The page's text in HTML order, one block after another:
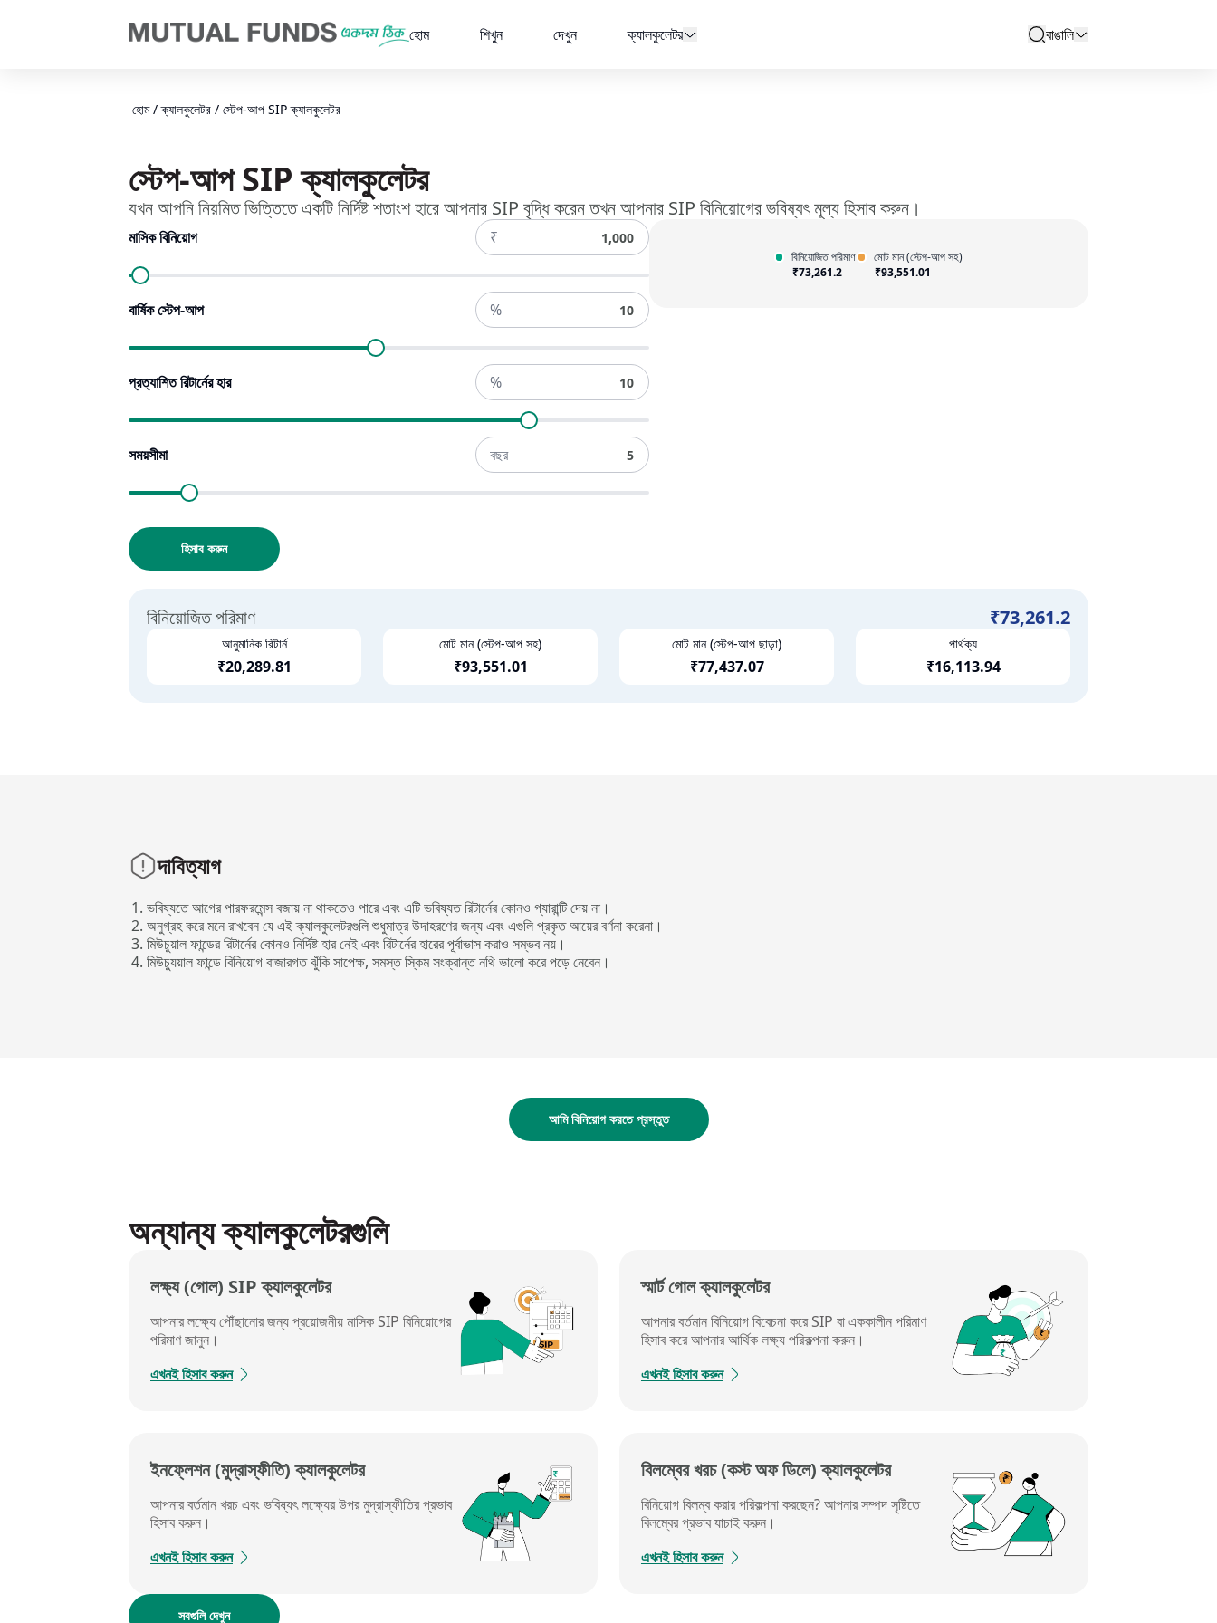
হোম
শিখুন দেখুন ক্যালকুলেটর search
বাঙালি
হোম / ক্যালকুলেটর / স্টেপ-আপ SIP ক্যালকুলেটর​
স্টেপ-আপ SIP ক্যালকুলেটর​
যখন আপনি নিয়মিত ভিত্তিতে একটি নির্দিষ্ট শতাংশ হারে আপনার SIP বৃদ্ধি করেন তখন আপনার SIP বিনিয়োগের ভবিষ্যৎ মূল্য হিসাব করুন।
মাসিক বিনিয়োগ ₹
বার্ষিক স্টেপ-আপ %
প্রত্যাশিত রিটার্নের হার %
সময়সীমা বছর
হিসাব করুন
বিনিয়োজিত পরিমাণ
₹73,261.2
মোট মান (স্টেপ-আপ সহ)
₹93,551.01
বিনিয়োজিত পরিমাণ ₹73,261.2
আনুমানিক রিটার্ন
₹20,289.81
মোট মান (স্টেপ-আপ সহ)
₹93,551.01
মোট মান (স্টেপ-আপ ছাড়া)
₹77,437.07
পার্থক্য
₹16,113.94
দাবিত্যাগ
ভবিষ্যতে আগের পারফরমেন্স বজায় না থাকতেও পারে এবং এটি ভবিষ্যত রিটার্নের কোনও গ্যারান্টি দেয় না।
অনুগ্রহ করে মনে রাখবেন যে এই ক্যালকুলেটরগুলি শুধুমাত্র উদাহরণের জন্য এবং এগুলি প্রকৃত আয়ের বর্ণনা করেনা।
মিউচুয়াল ফান্ডের রিটার্নের কোনও নির্দিষ্ট হার নেই এবং রিটার্নের হারের পূর্বাভাস করাও সম্ভব নয়।
মিউচ্যুয়াল ফান্ডে বিনিয়োগ বাজারগত ঝুঁকি সাপেক্ষ, সমস্ত স্কিম সংক্রান্ত নথি ভালো করে পড়ে নেবেন।
আমি বিনিয়োগ করতে প্রস্তুত
অন্যান্য ক্যালকুলেটরগুলি
লক্ষ্য (গোল) SIP ক্যালকুলেটর​
আপনার লক্ষ্যে পৌঁছানোর জন্য প্রয়োজনীয় মাসিক SIP বিনিয়োগের
পরিমাণ জানুন।
এখনই হিসাব করুন
স্মার্ট গোল ক্যালকুলেটর​
আপনার বর্তমান বিনিয়োগ বিবেচনা করে SIP বা এককালীন পরিমাণ
হিসাব করে আপনার আর্থিক লক্ষ্য পরিকল্পনা করুন।
এখনই হিসাব করুন
ইনফ্লেশন (মুদ্রাস্ফীতি) ক্যালকুলেটর​
আপনার বর্তমান খরচ এবং ভবিষ্যৎ লক্ষ্যের উপরমুদ্রাস্ফীতিরপ্রভাব
হিসাব করুন।
এখনই হিসাব করুন
বিলম্বের খরচ (কস্ট অফ ডিলে) ক্যালকুলেটর
বিনিয়োগ বিলম্ব করার পরিকল্পনা করছেন? আপনার সম্পদ সৃষ্টিতে
বিলম্বের প্রভাব যাচাই করুন।
এখনই হিসাব করুন
সবগুলি দেখুন